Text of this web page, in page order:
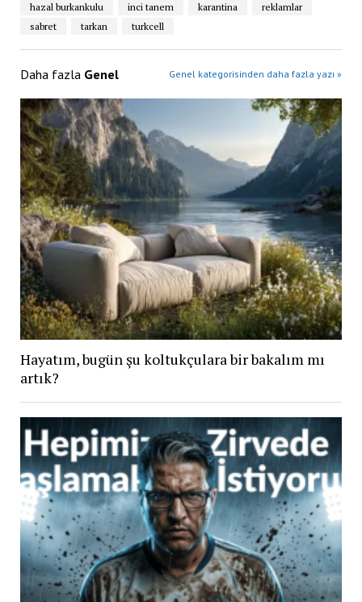
hazal burkankulu inci tanem karantina
reklamlar
sabret
tarkan turkcell
Daha fazla Genel Genel kategorisinden daha fazla yazı »
Hayatım, bugün şu koltukçulara bir bakalım mı
artık?